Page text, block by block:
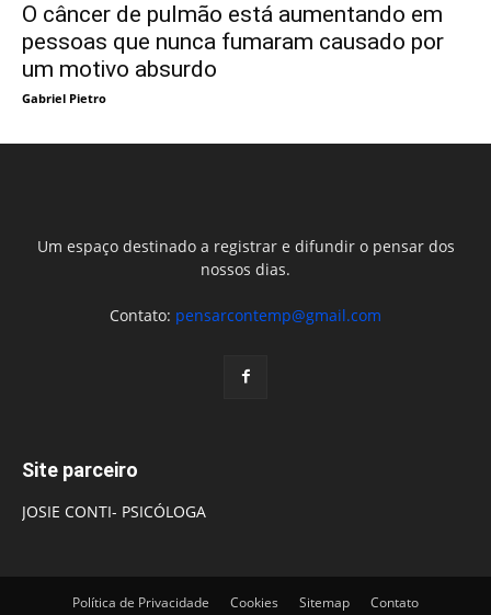
O câncer de pulmão está aumentando em
pessoas que nunca fumaram causado por
um motivo absurdo
Gabriel Pietro
Um espaço destinado a registrar e difundir o pensar dos
nossos dias.
Contato: pensarcontemp@gmail.com
Site parceiro
JOSIE CONTI- PSICÓLOGA
Política de Privacidade Cookies Sitemap Contato